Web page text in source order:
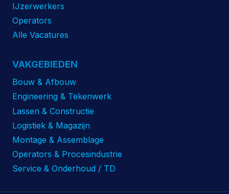
IJzerwerkers
Operators
Alle Vacatures
VAKGEBIEDEN
Bouw & Afbouw
Engineering & Tekenwerk
Lassen & Constructie
Logistiek & Magazijn
Montage & Assemblage
Operators & Procesindustrie
Service & Onderhoud / TD